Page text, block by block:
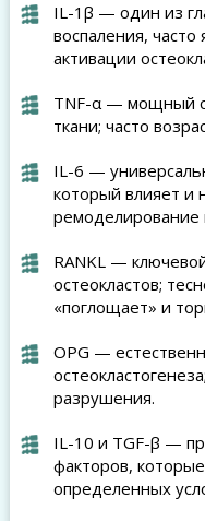
IL-1β — один из
воспаления, часто
активации
TNF-α — мощный
ткани; часто
IL-6 —
который влияет и
ремоделирование
RANKL —
остеокластов;
«поглощает» и
OPG —
разрушения.
IL-10 и TGF-β —
факторов,
определенных